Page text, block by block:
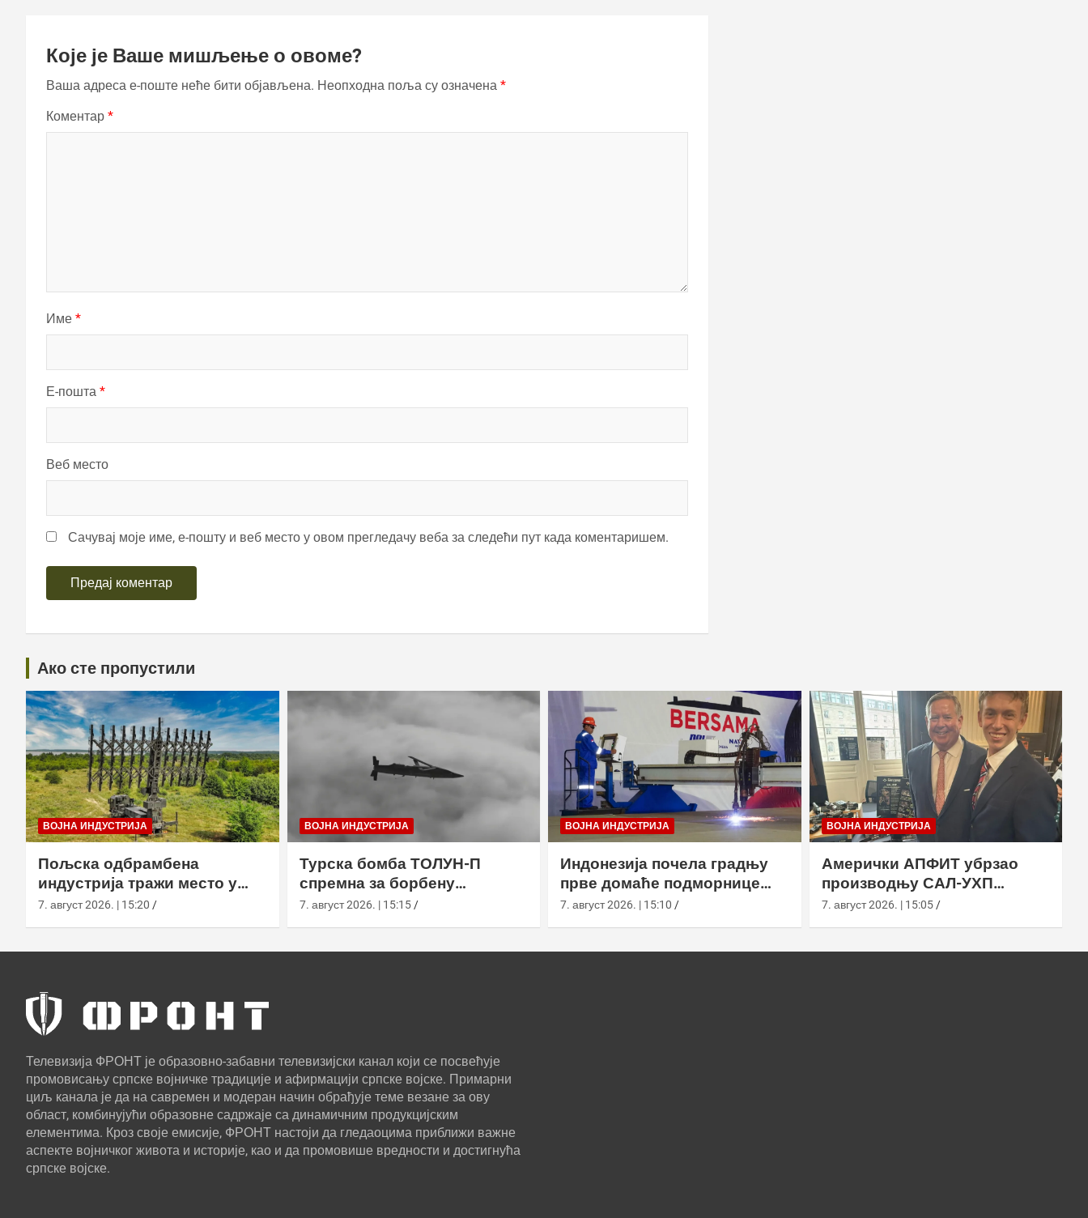
Које је Ваше мишљење о овоме?
Ваша адреса е-поште неће бити објављена. Неопходна поља су означена *
Коментар *
Име *
Е-пошта *
Веб место
Сачувај моје име, е-пошту и веб место у овом прегледачу веба за следећи пут када коментаришем.
Ако сте пропустили
ВОЈНА ИНДУСТРИЈА
Пољска одбрамбена
индустрија тражи место у
европском противракетном
7. август 2026. | 15:20
ВОЈНА ИНДУСТРИЈА
Турска бомба ТОЛУН-П
спремна за борбену
употребу
7. август 2026. | 15:15
ВОЈНА ИНДУСТРИЈА
Индонезија почела градњу
прве домаће подморнице
класе Сцорпèне
7. август 2026. | 15:10
ВОЈНА ИНДУСТРИЈА
Амерички АПФИТ убрзао
производњу САЛ-УХП
ласера за УССОЦОМ
7. август 2026. | 15:05
Телевизија ФРОНТ је образовно-забавни телевизијски канал који се посвећује
промовисању српске војничке традиције и афирмацији српске војске. Примарни
циљ канала је да на савремен и модеран начин обрађује теме везане за ову
област, комбинујући образовне садржаје са динамичним продукцијским
елементима. Кроз своје емисије, ФРОНТ настоји да гледаоцима приближи важне
аспекте војничког живота и историје, као и да промовише вредности и достигнућа
српске војске.